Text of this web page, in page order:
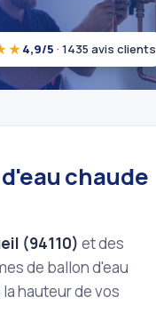
4,9/5 · 1435 avis clients
chaude
(94110) et des
de ballon d'eau
hauteur de vos